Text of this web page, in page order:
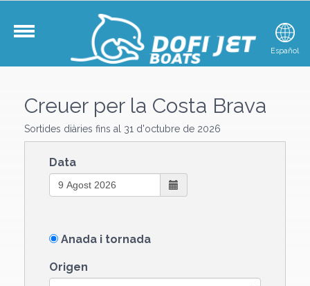
Català Español
Creuer per la Costa Brava
Sortides diàries fins al 31 d'octubre de 2026
Data
Anada i tornada
Origen